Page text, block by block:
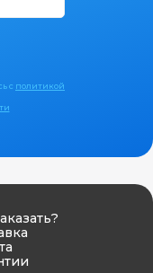
с политикой